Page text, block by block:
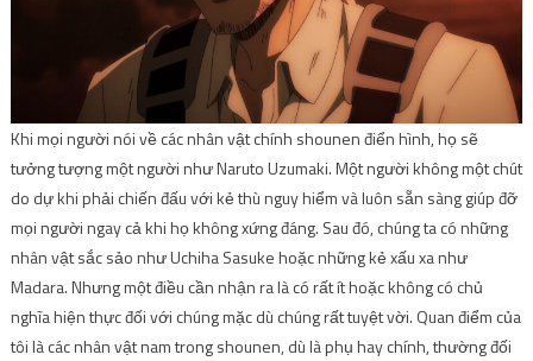
Khi mọi người nói về các nhân vật chính shounen điển hình, họ sẽ
tưởng tượng một người như Naruto Uzumaki. Một người không một chút
do dự khi phải chiến đấu với kẻ thù nguy hiểm và luôn sẵn sàng giúp đỡ
mọi người ngay cả khi họ không xứng đáng. Sau đó, chúng ta có những
nhân vật sắc sảo như Uchiha Sasuke hoặc những kẻ xấu xa như
Madara. Nhưng một điều cần nhận ra là có rất ít hoặc không có chủ
nghĩa hiện thực đối với chúng mặc dù chúng rất tuyệt vời. Quan điểm của
tôi là các nhân vật nam trong shounen, dù là phụ hay chính, thường đối